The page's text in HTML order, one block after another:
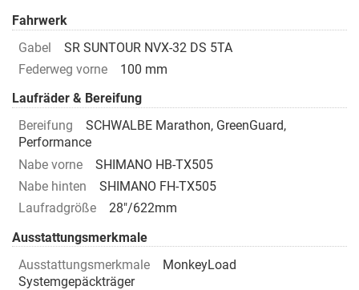
Fahrwerk
Gabel
SR SUNTOUR NVX-32 DS 5TA
Federweg vorne
100 mm
Laufräder & Bereifung
Bereifung
SCHWALBE Marathon, GreenGuard,
Performance
Nabe vorne
SHIMANO HB-TX505
Nabe hinten
SHIMANO FH-TX505
Laufradgröße
28"/622mm
Ausstattungsmerkmale
Ausstattungsmerkmale
MonkeyLoad
Systemgepäckträger